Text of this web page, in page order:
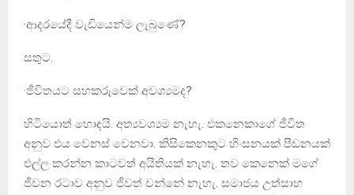
·ආදරයේදී වැඩියෙන්ම ලැබුණේ?
සතුට.
·ජීවිතයට සහකරුවෙක් අවශ්‍යමද?
හිටියොත් හොඳයි. අත්‍යවශ්‍යම නැහැ. එකනෙකාගේ ජීවිත
අනුව එය වෙනස් වෙනවා. කිසිකෙනකුට හිංසනයක් පීඩනයක්
එල්ල කරන්න කාටවත් අයිතියක් නැහැ. තව කෙනෙක් මගේ
ජීවන රටාව අනුව ජීවත් වන්නේ නැහැ. සමාජය උත්සාහ